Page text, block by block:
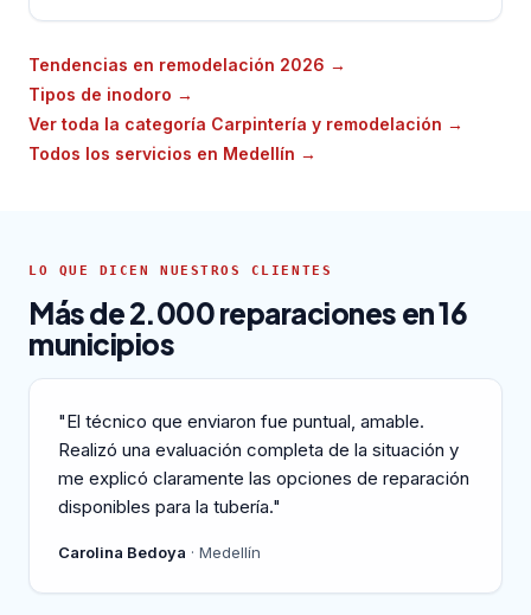
Tendencias en remodelación 2026 →
Tipos de inodoro →
Ver toda la categoría Carpintería y remodelación →
Todos los servicios en Medellín →
LO QUE DICEN NUESTROS CLIENTES
Más de 2.000 reparaciones en 16
municipios
"El técnico que enviaron fue puntual, amable.
Realizó una evaluación completa de la situación y
me explicó claramente las opciones de reparación
disponibles para la tubería."
Carolina Bedoya · Medellín